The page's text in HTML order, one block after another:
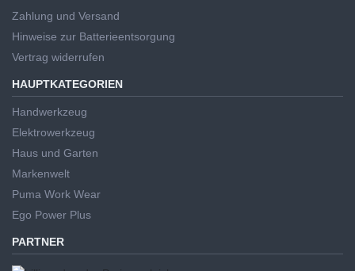
Zahlung und Versand
Hinweise zur Batterieentsorgung
Vertrag widerrufen
HAUPTKATEGORIEN
Handwerkzeug
Elektrowerkzeug
Haus und Garten
Markenwelt
Puma Work Wear
Ego Power Plus
PARTNER